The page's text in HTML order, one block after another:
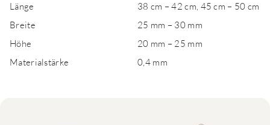
Länge
38 cm – 42 cm, 45 cm – 50 cm
Breite
25 mm – 30 mm
Höhe
20 mm – 25 mm
Materialstärke
0,4 mm